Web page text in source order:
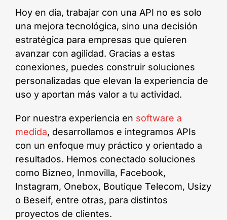
Hoy en día, trabajar con una API no es solo
una mejora tecnológica, sino una decisión
estratégica para empresas que quieren
avanzar con agilidad. Gracias a estas
conexiones, puedes construir soluciones
personalizadas que elevan la experiencia de
uso y aportan más valor a tu actividad.
Por nuestra experiencia en software a
medida, desarrollamos e integramos APIs
con un enfoque muy práctico y orientado a
resultados. Hemos conectado soluciones
como Bizneo, Inmovilla, Facebook,
Instagram, Onebox, Boutique Telecom, Usizy
o Beseif, entre otras, para distintos
proyectos de clientes.